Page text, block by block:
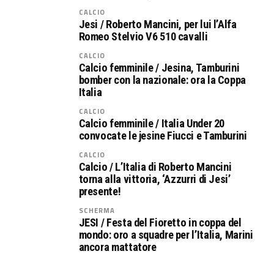
CALCIO
Jesi / Roberto Mancini, per lui l’Alfa
Romeo Stelvio V6 510 cavalli
CALCIO
Calcio femminile / Jesina, Tamburini
bomber con la nazionale: ora la Coppa
Italia
CALCIO
Calcio femminile / Italia Under 20
convocate le jesine Fiucci e Tamburini
CALCIO
Calcio / L’Italia di Roberto Mancini
torna alla vittoria, ‘Azzurri di Jesi’
presente!
SCHERMA
JESI / Festa del Fioretto in coppa del
mondo: oro a squadre per l’Italia, Marini
ancora mattatore